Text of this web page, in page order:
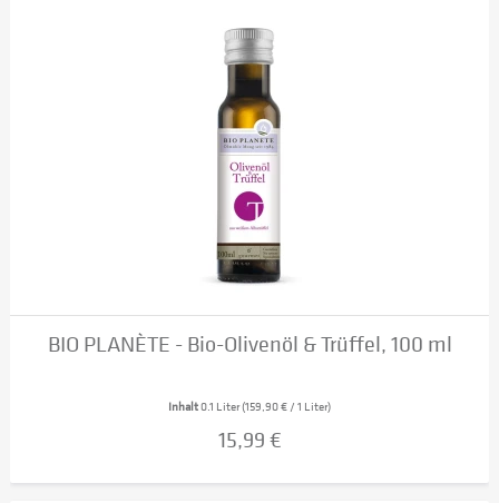
BIO PLANÈTE - Bio-Olivenöl & Trüffel, 100 ml
Inhalt0.1 Liter(159,90 € / 1 Liter)
15,99 €